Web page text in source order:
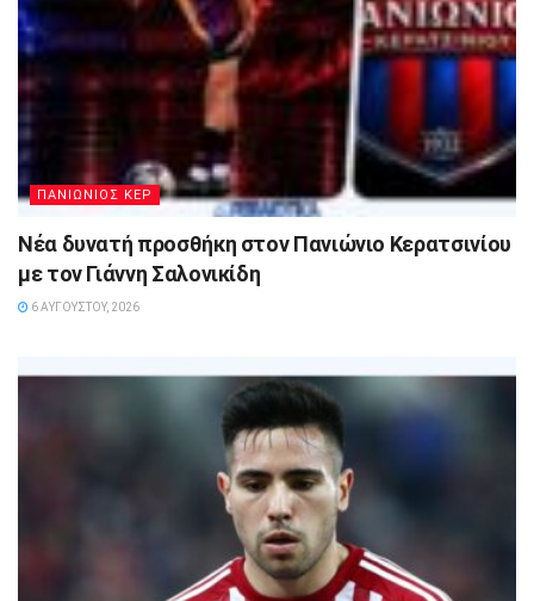
ΠΑΝΙΩΝΙΟΣ ΚΕΡ
Νέα δυνατή προσθήκη στον Πανιώνιο Κερατσινίου
με τον Γιάννη Σαλονικίδη
6 ΑΥΓΟΎΣΤΟΥ, 2026